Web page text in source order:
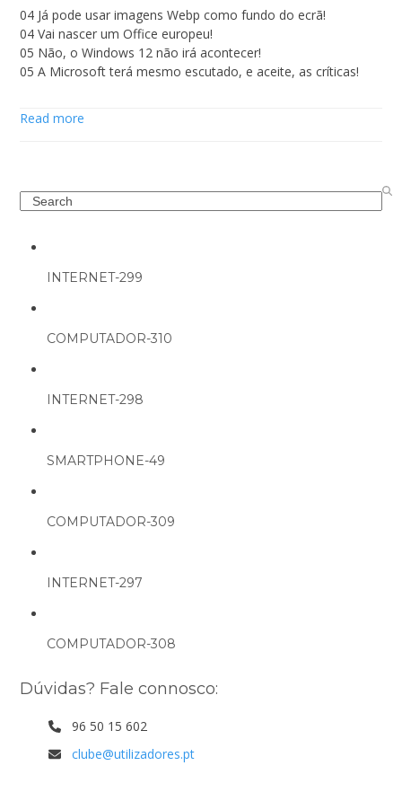
04 Já pode usar imagens Webp como fundo do ecrã!
04 Vai nascer um Office europeu!
05 Não, o Windows 12 não irá acontecer!
05 A Microsoft terá mesmo escutado, e aceite, as críticas!
Read more
Search
INTERNET-299
COMPUTADOR-310
INTERNET-298
SMARTPHONE-49
COMPUTADOR-309
INTERNET-297
COMPUTADOR-308
Dúvidas? Fale connosco:
96 50 15 602
clube@utilizadores.pt